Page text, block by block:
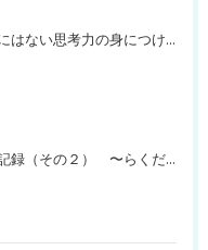
今井むつみ『ＡＩにはない思考力の身につけ方 ことばの学びはなぜ大切なのか？』
生成ＡＩとの対話記録（その２） 〜らくだメソッドによる自己観察をめぐって〜